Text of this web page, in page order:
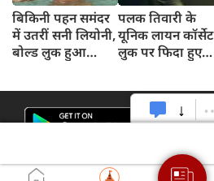
बिकिनी पहन समंदर
में उतरीं सनी लियोनी,
बोल्ड लुक हुआ
पलक तिवारी के
यूनिक लायन कॉर्सेट
लुक पर फिदा हुए